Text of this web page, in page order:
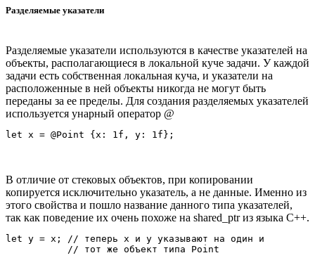
Разделяемые указатели
Разделяемые указатели используются в качестве указателей на
объекты, располагающиеся в локальной куче задачи. У каждой
задачи есть собственная локальная куча, и указатели на
расположенные в ней объекты никогда не могут быть
переданы за ее пределы. Для создания разделяемых указателей
используется унарный оператор @
В отличие от стековых объектов, при копировании
копируется исключительно указатель, а не данные. Именно из
этого свойства и пошло название данного типа указателей,
так как поведение их очень похоже на shared_ptr из языка C++.
let y = x; // теперь x и y указывают на один и